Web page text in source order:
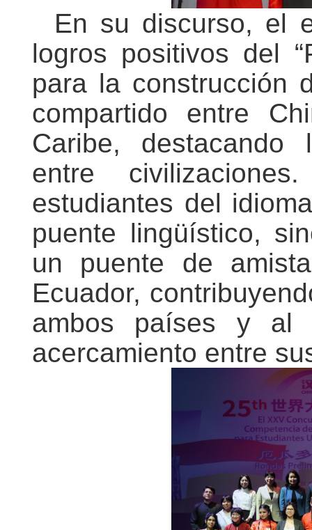
En su discurso, el
logros positivos del
para la construcción
compartido entre
Caribe,
entre
estudiantes del
puente lingüístico,
un puente de
Ecuador,
ambos países y al
acercamiento entre